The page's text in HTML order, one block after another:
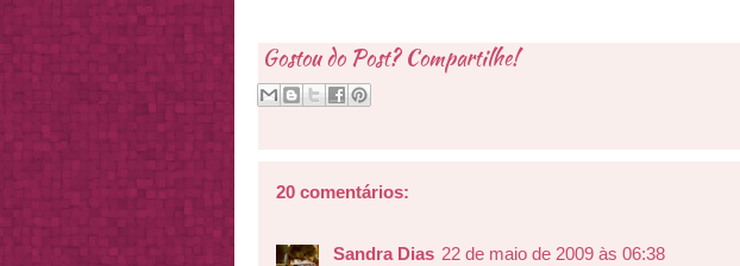
Gostou do Post? Compartilhe!
20 comentários:
Sandra Dias 22 de maio de 2009 às 06:38